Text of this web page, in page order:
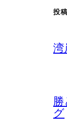
投
湾
グ